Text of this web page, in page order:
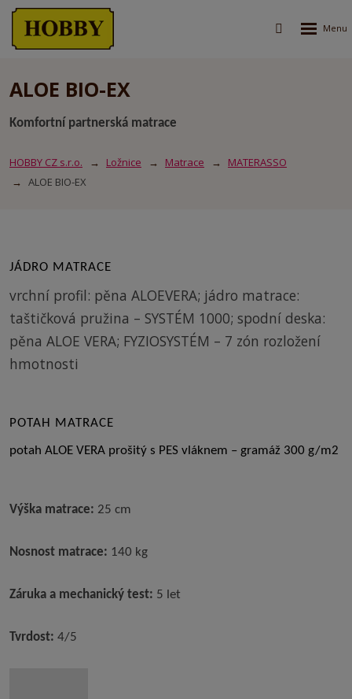
Vyhledávání
Rozbalení
ALOE BIO-EX
Komfortní partnerská matrace
HOBBY CZ s.r.o. Ložnice Matrace
MATERASSO
ALOE BIO-EX
JÁDRO MATRACE
vrchní profil: pěna ALOEVERA; jádro matrace:
taštičková pružina – SYSTÉM 1000; spodní deska:
pěna ALOE VERA; FYZIOSYSTÉM – 7 zón rozložení
hmotnosti
POTAH MATRACE
potah ALOE VERA prošitý s PES vláknem – gramáž 300 g/m2
Výška matrace: 25 cm
Nosnost matrace: 140 kg
Záruka a mechanický test: 5 let
Tvrdost: 4/5